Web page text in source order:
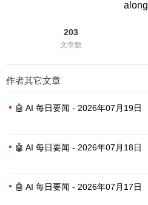
along
203
文章数
作者其它文章
🤖 AI 每日要闻 - 2026年07月19日
🤖 AI 每日要闻 - 2026年07月18日
🤖 AI 每日要闻 - 2026年07月17日